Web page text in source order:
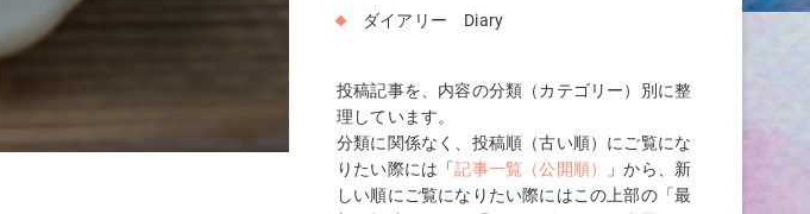
ダイアリー Diary
投稿記事を、内容の分類（カテゴリー）別に整
理しています。
分類に関係なく、投稿順（古い順）にご覧にな
りたい際には「記事一覧（公開順）
」から、新
しい順にご覧になりたい際にはこの上部の「最